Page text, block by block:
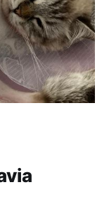
ja että